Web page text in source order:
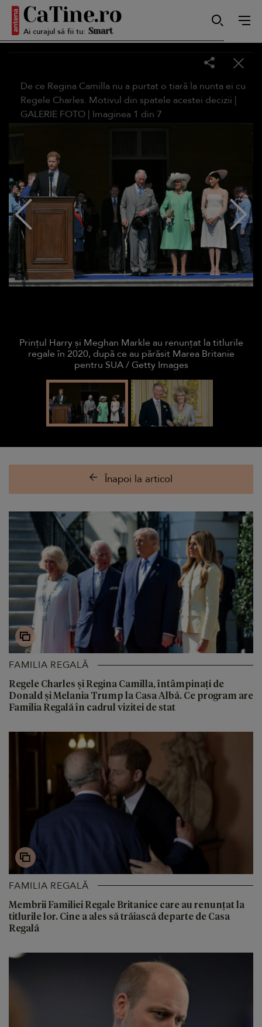
Ai curajul să fii tu: Autentică
Smart
Puternică
De ce Regina Camilla nu a purtat o tiară la nunta ei cu
Regele Charles. Motivul din spatele acestei decizii |
GALERIE FOTO | Imaginea 1 din 7
Prințul Harry și Meghan Markle au renunțat la titlurile
regale în 2020, după ce au părăsit Marea Britanie
pentru SUA / Getty Images
Înapoi la articol
FAMILIA REGALĂ
Regele Charles și Regina Camilla, întâmpinați de
Donald și Melania Trump la Casa Albă. Ce program are
Familia Regală în cadrul vizitei de stat
FAMILIA REGALĂ
Membrii Familiei Regale Britanice care au renunțat la
titlurile lor. Cine a ales să trăiască departe de Casa
Regală